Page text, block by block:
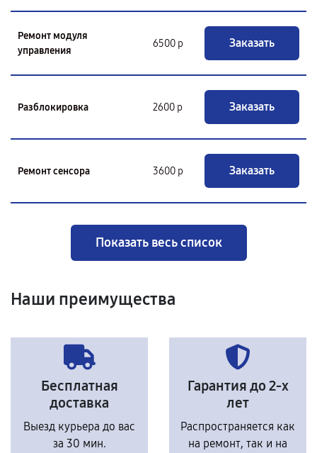
Ремонт модуля
управления
6500 р Заказать
Разблокировка 2600 р Заказать
Ремонт сенсора 3600 р Заказать
Показать весь список
Наши преимущества
Бесплатная
доставка
Выезд курьера до вас
за 30 мин.
Гарантия до 2-х
лет
Распространяется как
на ремонт, так и на